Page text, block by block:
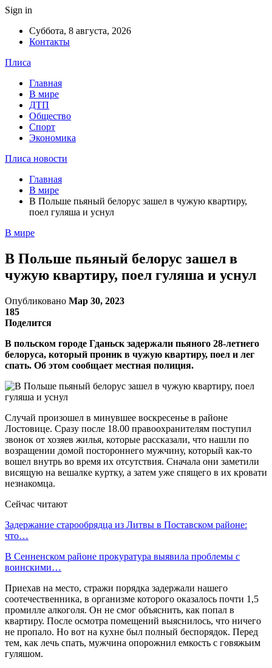
Sign in
Суббота, 8 августа, 2026
Контакты
Плиса
Главная
В мире
ДТП
Общество
Спорт
Экономика
Плиса новости
Главная
В мире
В Польше пьяный белорус зашел в чужую квартиру,
поел гуляша и уснул
В мире
В Польше пьяный белорус зашел в
чужую квартиру, поел гуляша и уснул
Опубликовано Мар 30, 2023
185
Поделится
В польском городе Гданьск задержали пьяного 28-летнего
белоруса, который проник в чужую квартиру, поел и лег
спать. Об этом сообщает местная полиция.
Случай произошел в минувшее воскресенье в районе
Лостовице. Сразу после 18.00 правоохранителям поступил
звонок от хозяев жилья, которые рассказали, что нашли по
возращении домой постороннего мужчину, который как-то
вошел внутрь во время их отсутствия. Сначала они заметили
висящую на вешалке куртку, а затем уже спящего в их кровати
незнакомца.
Сейчас читают
Задержание старообрядца из Литвы в Поставском районе:
что…
В Сенненском районе прокуратура выявила проблемы с
воинскими…
Приехав на место, стражи порядка задержали нашего
соотечественника, в организме которого оказалось почти 1,5
промилле алкоголя. Он не смог объяснить, как попал в
квартиру. После осмотра помещений выяснилось, что ничего
не пропало. Но вот на кухне был полный беспорядок. Перед
тем, как лечь спать, мужчина опорожнил емкость с говяжьим
гуляшом.